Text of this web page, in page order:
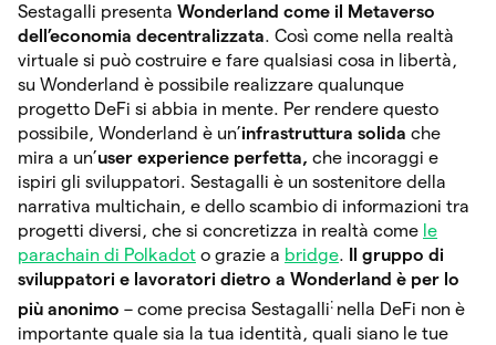
Sestagalli presenta Wonderland come il Metaverso
dell’economia decentralizzata. Così come nella realtà
virtuale si può costruire e fare qualsiasi cosa in libertà,
su Wonderland è possibile realizzare qualunque
progetto DeFi si abbia in mente. Per rendere questo
possibile, Wonderland è un’infrastruttura solida che
mira a un’user experience perfetta, che incoraggi e
ispiri gli sviluppatori. Sestagalli è un sostenitore della
narrativa multichain, e dello scambio di informazioni tra
progetti diversi, che si concretizza in realtà come le
parachain di Polkadot o grazie a bridge.
Il gruppo di
sviluppatori e lavoratori dietro a Wonderland è per lo
più anonimo – come precisa Sestagalli: nella DeFi non è
importante quale sia la tua identità, quali siano le tue